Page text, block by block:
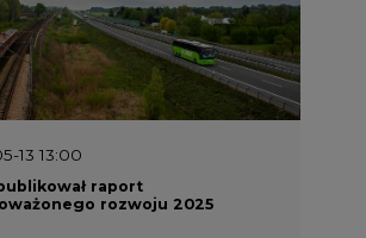
13 13:00
raport
rozwoju 2025